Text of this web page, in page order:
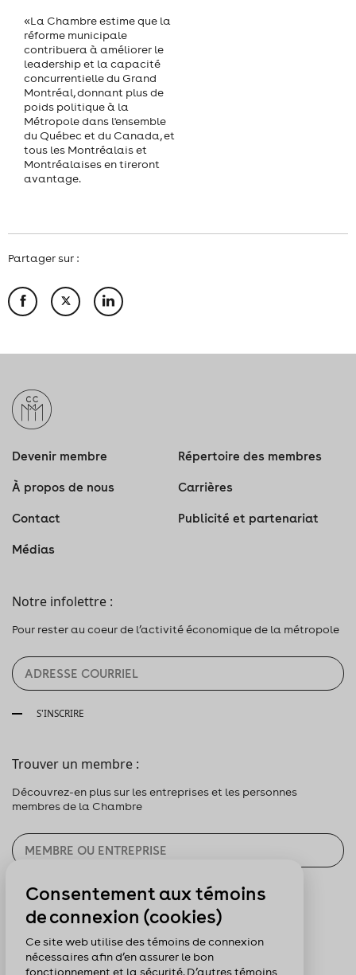
«La Chambre estime que la
réforme municipale
contribuera à améliorer le
leadership et la capacité
concurrentielle du Grand
Montréal, donnant plus de
poids politique à la
Métropole dans l'ensemble
du Québec et du Canada, et
tous les Montréalais et
Montréalaises en tireront
avantage.
Partager sur :
Devenir membre Répertoire des membres
À propos de nous Carrières
Contact Publicité et partenariat
Médias
Notre infolettre :
Pour rester au coeur de l’activité économique de la métropole
S'INSCRIRE
Trouver un membre :
Découvrez-en plus sur les entreprises et les personnes
membres de la Chambre
CHERCHER
Pour nous suivre :
Consentement aux témoins
de connexion (cookies)
Ce site web utilise des témoins de connexion
nécessaires afin d’en assurer le bon
fonctionnement et la sécurité. D’autres témoins